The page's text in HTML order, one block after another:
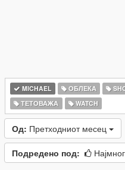
MICHAEL ОБЛЕКА
ТЕТОВАЖА
WATCH
Од: Претходниот месец
Подредено под: